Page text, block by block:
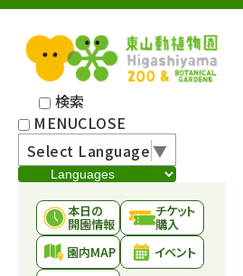
検索
MENUCLOSE
Select Language▼
本日の
開園情報
チケット
購入
園内MAP
イベント